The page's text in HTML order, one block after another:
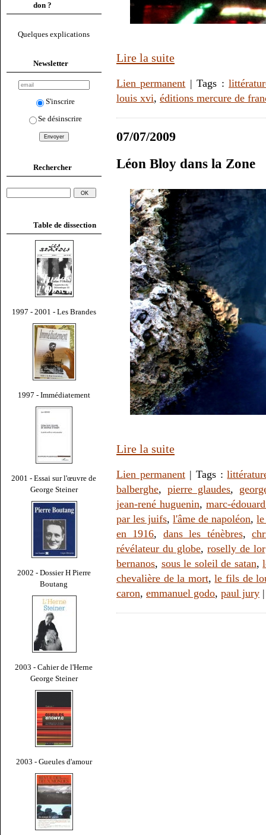
don ?
Quelques explications
Newsletter
S'inscrire
Se désinscrire
Rechercher
Table de dissection
1997 - 2001 - Les Brandes
1997 - Immédiatement
2001 - Essai sur l'œuvre de
George Steiner
2002 - Dossier H Pierre
Boutang
2003 - Cahier de l'Herne
George Steiner
2003 - Gueules d'amour
Lire la suite
Lien permanent | Tags :
louis xvi, éditions mercure de
07/07/2009
Léon Bloy dans la Zone
Lire la suite
Lien permanent| Tags :
balberghe, pierre glaudes,
jean-rené huguenin,marc-
par les juifs,l'âme de napoléon,
en 1916, dans les ténèbres,
révélateur du globe,roselly de
bernanos, sous le soleil de satan,
chevalière de la mort,le fils de
caron, emmanuel godo, paul jury